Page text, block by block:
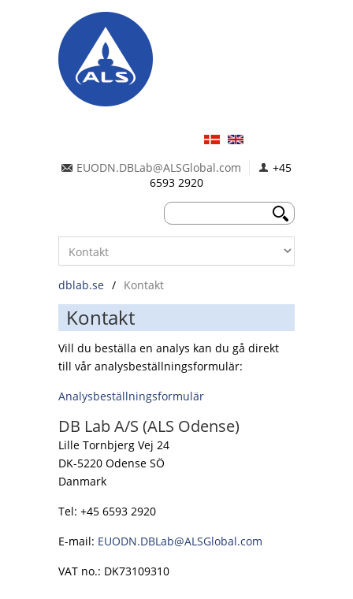
EUODN.DBLab@ALSGlobal.com
+45
6593 2920
dblab.se / Kontakt
Kontakt
Vill du beställa en analys kan du gå direkt
till vår analysbeställningsformulär:
Analysbeställningsformulär
DB Lab A/S (ALS Odense)
Lille Tornbjerg Vej 24
DK-5220 Odense SÖ
Danmark
Tel: +45 6593 2920
E-mail: EUODN.DBLab@ALSGlobal.com
VAT no.: DK73109310